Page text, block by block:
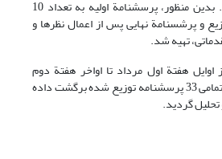
‌شده‌اند، استفاده گردید. بدین منظور، پرسشنامة اولیه به تعداد 10
و پرشسنامة نهایی پس از اعمال نظرها و
تهیه شد.
هفتة اول مرداد تا اواخر هفتة دوم
شهریور را شامل می‌شد. تمامی 33 پرسشنامه توزیع شده برگشت داده
تحلیل گردید.